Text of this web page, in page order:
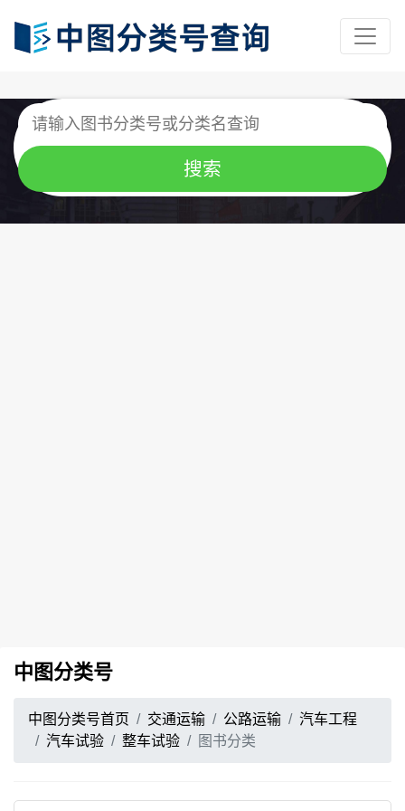
中图分类号
中图分类号首页 交通运输 公路运输
汽车工程
汽车试验
整车试验 图书分类